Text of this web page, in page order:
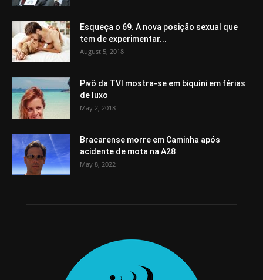
Esqueça o 69. A nova posição sexual que
tem de experimentar...
August 5, 2018
Pivô da TVI mostra-se em biquíni em férias
de luxo
May 2, 2018
Bracarense morre em Caminha após
acidente de mota na A28
May 8, 2022